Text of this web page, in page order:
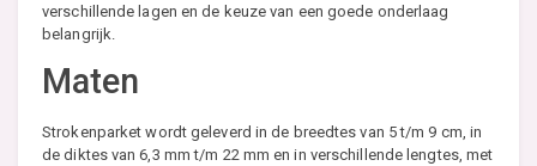
verschillende lagen en de keuze van een goede onderlaag
belangrijk.
Maten
Strokenparket wordt geleverd in de breedtes van 5 t/m 9 cm, in
de diktes van 6,3 mm t/m 22 mm en in verschillende lengtes, met